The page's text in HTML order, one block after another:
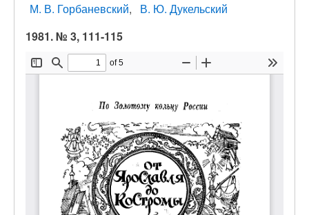
М. В. Горбаневский
В. Ю. Дукельский
1981. № 3, 111-115